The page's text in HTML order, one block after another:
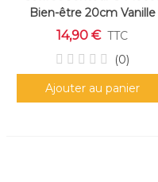
Bien-être 20cm Vanille
14,90 € TTC
(0)
Ajouter au panier